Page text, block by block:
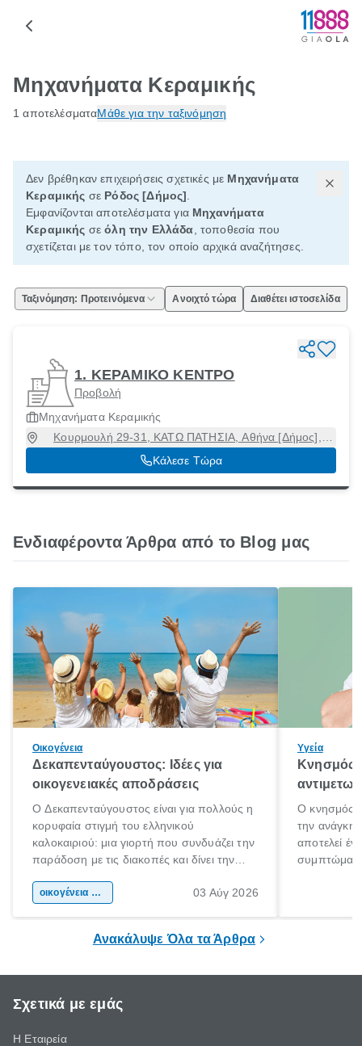
Μηχανήματα Κεραμικής
1 αποτελέσματαΜάθε για την ταξινόμηση
Δεν βρέθηκαν επιχειρήσεις σχετικές με Μηχανήματα
Κεραμικής σε Ρόδος [Δήμος]
Εμφανίζονται αποτελέσματα για Μηχανήματα
Κεραμικής σεόλη την Ελλάδα , τοποθεσία που
σχετίζεται με τον τόπο, τον οποίο αρχικά αναζήτησες.
Ταξινόμηση: Προτεινόμενα Ανοιχτό τώρα Διαθέτει ιστοσελίδα
1. ΚΕΡΑΜΙΚΟ ΚΕΝΤΡΟ
Προβολή
Μηχανήματα Κεραμικής
Κουρμουλή 29-31, ΚΑΤΩ ΠΑΤΗΣΙΑ, Αθήνα [Δήμος],
Αττική, 11145
Κάλεσε Τώρα
Ενδιαφέροντα Άρθρα από το Blog μας
Οικογένεια
Δεκαπενταύγουστος: Ιδέες για
οικογενειακές αποδράσεις
Ο Δεκαπενταύγουστος είναι για πολλούς η
κορυφαία στιγμή του ελληνικού
καλοκαιριού: μια γιορτή που συνδυάζει την
παράδοση με τις διακοπές και δίνει την
χώρας. Είτε πρόκειται για λίγες μέρες
οικογένεια & παιδί 03 Αύγ 2026
Υγεία
Κνησμός:
Ο κνησμός
την ανάγκη
αποτελεί
Ανακάλυψε Όλα τα Άρθρα
Σχετικά με εμάς
Η Εταιρεία